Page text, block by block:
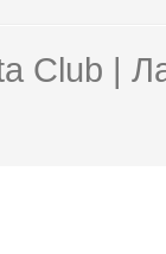
Club |